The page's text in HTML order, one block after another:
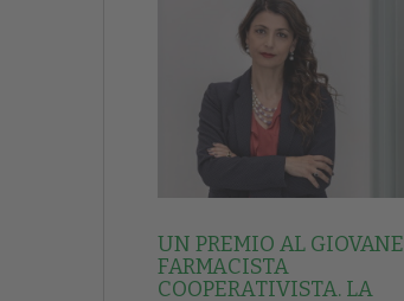
UN PREMIO AL GIOVANE
FARMACISTA
COOPERATIVISTA. LA